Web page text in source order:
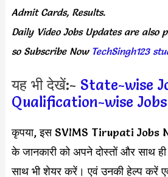
Admit Cards, Results.
Daily Video Jobs Updates are also
so Subscribe Now TechSingh123
यह भी देखें:- State-wise
Qualification-wise Jobs
कृपया, इस SVIMS Tirupati
के जानकारी को अपने दोस्तों और साथ
साथ भी शेयर करें। एवं उनकी हेल्प करें एवं